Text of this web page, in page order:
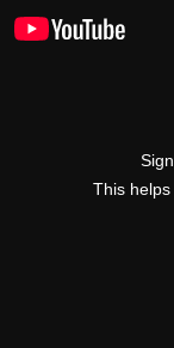
This helps